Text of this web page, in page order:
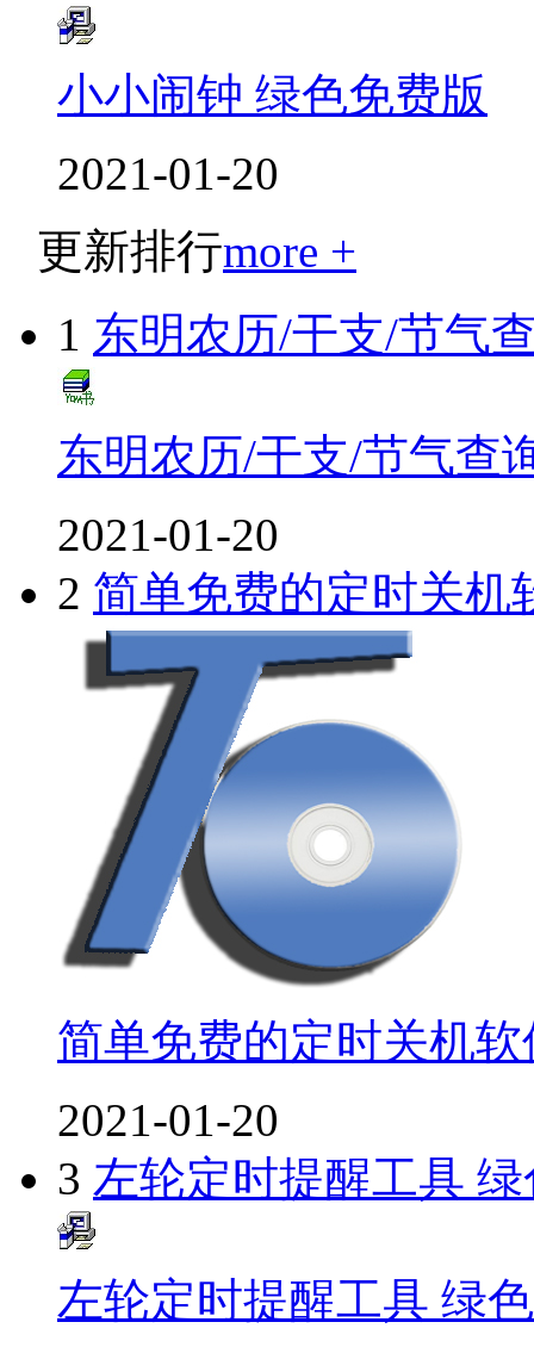
小小闹钟 绿色免费版
2021-01-20
更新排行more +
1 东明农历/干支/节气
东明农历/干支/节气查
2021-01-20
2 简单免费的定时关机
简单免费的定时关机软
2021-01-20
3 左轮定时提醒工具
左轮定时提醒工具 绿